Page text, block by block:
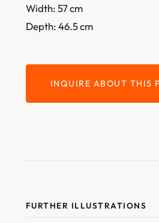
Width: 57 cm
Depth: 46.5 cm
INQUIRE ABOUT THIS
FURTHER ILLUSTRATIONS